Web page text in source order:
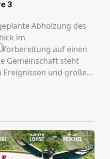
3
Abholzung des
im
auf einen
Gemeinschaft steht
und großen